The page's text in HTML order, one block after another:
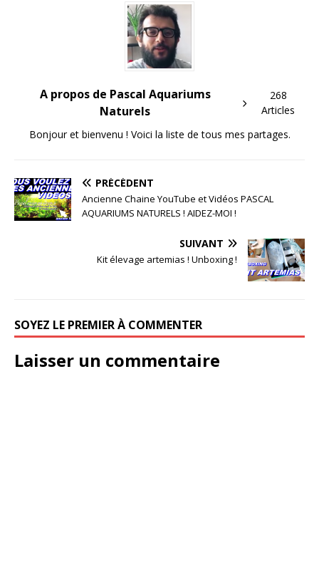
A propos de Pascal Aquariums
Naturels
268
Articles
Bonjour et bienvenu ! Voici la liste de tous mes partages.
PRÉCÉDENT
Ancienne Chaine YouTube et Vidéos PASCAL
AQUARIUMS NATURELS ! AIDEZ-MOI !
SUIVANT
Kit élevage artemias ! Unboxing !
SOYEZ LE PREMIER À COMMENTER
Laisser un commentaire